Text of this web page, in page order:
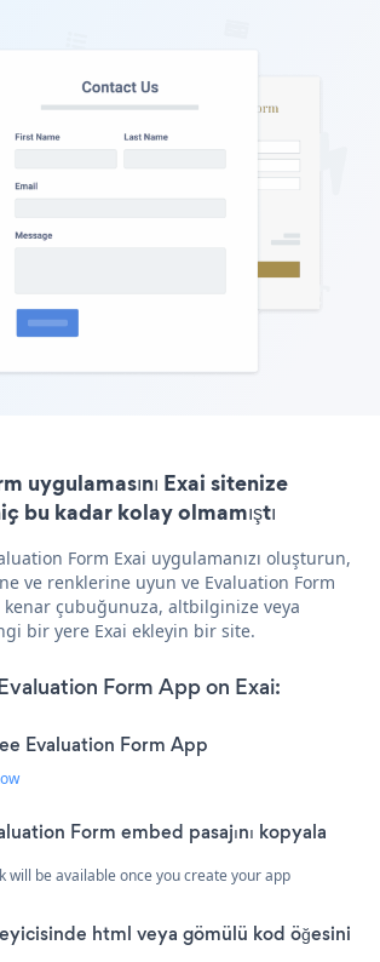
uygulamasını Exai sitenize
bu kadar kolay olmamıştı
Form Exai uygulamanızı oluşturun,
ve renklerine uyun ve Evaluation Form
kenar çubuğunuza, altbilginize veya
bir yere Exai ekleyin bir site.
Form App on Exai:
Evaluation Form App
Form embed pasajını kopyala
will be available once you create your app
html veya gömülü kod öğesini